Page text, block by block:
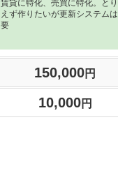
賃貸に特化、売買に特化。と
えず作りたいが更新システム
要
150,000円
10,000円